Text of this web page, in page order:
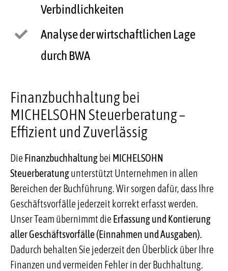
Verbindlichkeiten
Analyse der wirtschaftlichen Lage
durch BWA
Finanzbuchhaltung bei
MICHELSOHN Steuerberatung –
Effizient und Zuverlässig
Die Finanzbuchhaltungbei MICHELSOHN
Steuerberatungunterstützt Unternehmen in allen
Bereichen der Buchführung. Wir sorgen dafür, dass Ihre
Geschäftsvorfälle jederzeit korrekt erfasst werden.
Unser Team übernimmt die Erfassung und Kontierung
aller Geschäftsvorfälle (Einnahmen und Ausgaben).
Dadurch behalten Sie jederzeit den Überblick über Ihre
Finanzen und vermeiden Fehler in der Buchhaltung.